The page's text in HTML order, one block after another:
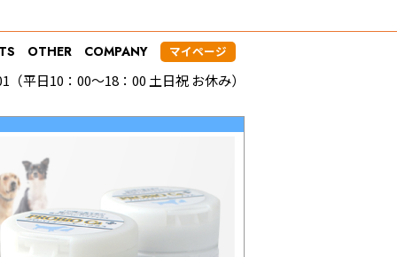
OTHER COMPANY マイページ
平日10：00～18：00 土日祝 お休み）